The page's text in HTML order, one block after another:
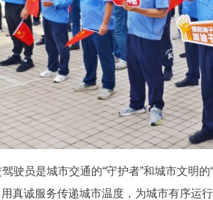
驶员是城市交通的“守护者”和城市文明
真诚服务传递城市温度，为城市有序运